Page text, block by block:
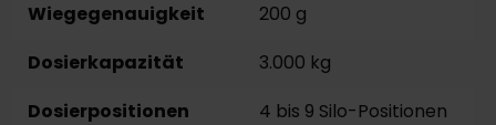
Wiegegenauigkeit
200 g
Dosierkapazität
3.000 kg
Dosierpositionen
4 bis 9 Silo-Positionen